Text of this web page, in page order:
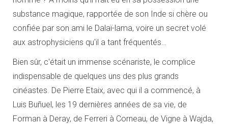
substance magique, rapportée de son Inde si chère ou
confiée par son ami le Dalaï-lama, voire un secret volé
aux astrophysiciens qu'il a tant fréquentés…
Bien sûr, c'était un immense scénariste, le complice
indispensable de quelques uns des plus grands
cinéastes. De Pierre Etaix, avec qui il a commencé, à
Luis Buñuel, les 19 dernières années de sa vie, de
Forman à Deray, de Ferreri à Corneau, de Vigne à Wajda,